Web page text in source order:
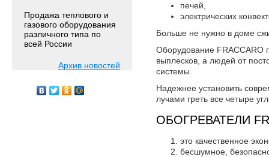
Продажа теплового и
газового оборудования
различного типа по
всей России
Архив новостей
печей,
электрических
Больше не нужно в доме
Оборудование FRACCARO
выплесков, а людей от
системы.
Надежнее установить
лучами греть все четыре
ОБОГРЕВАТЕЛИ
это качественное
бесшумное,